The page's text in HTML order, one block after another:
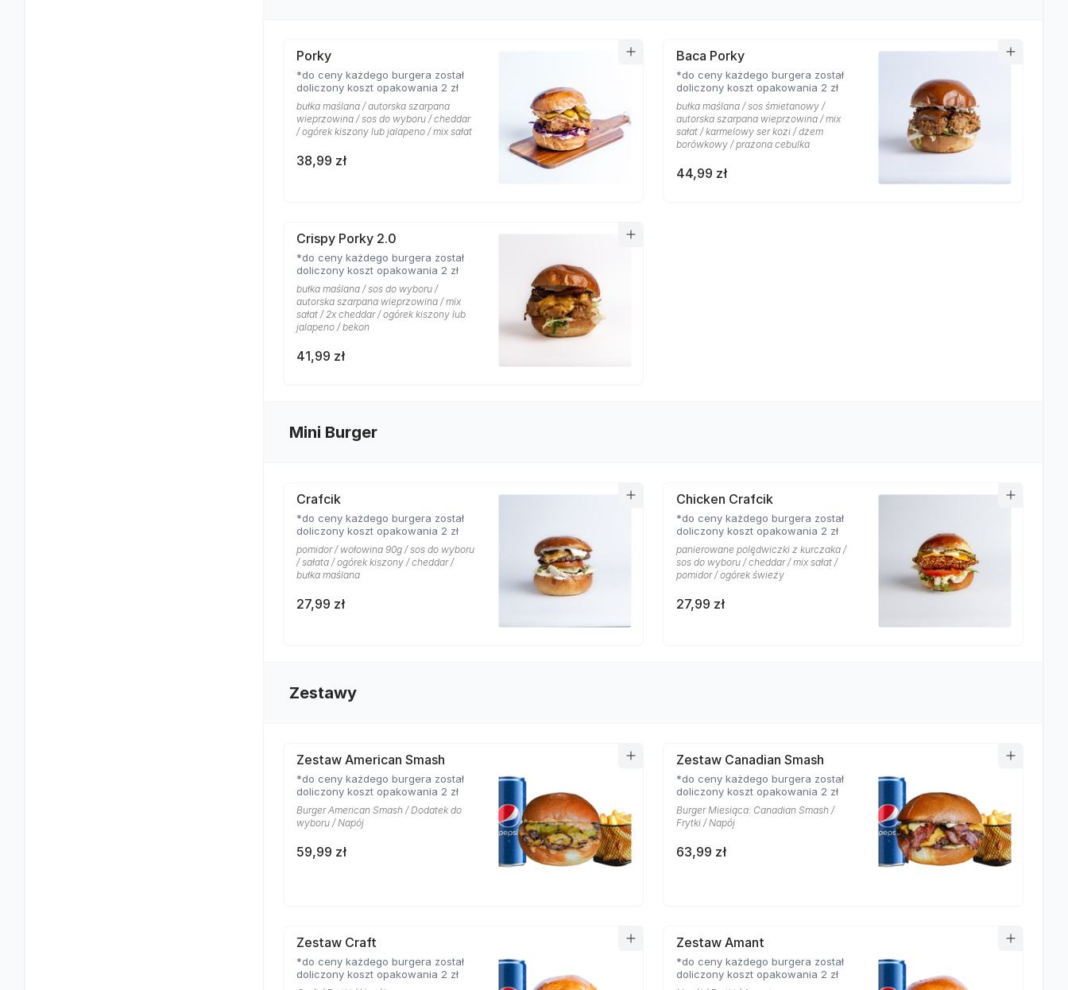
Porky
*do ceny każdego burgera został
doliczony koszt opakowania 2 zł
bułka maślana / autorska szarpana
wieprzowina / sos do wyboru / cheddar
/ ogórek kiszony lub jalapeno / mix sałat
38,99 zł
Baca Porky
*do ceny każdego burgera został
doliczony koszt opakowania 2 zł
bułka maślana / sos śmietanowy /
autorska szarpana wieprzowina / mix
sałat / karmelowy ser kozi / dżem
borówkowy / prażona cebulka
44,99 zł
Crispy Porky 2.0
*do ceny każdego burgera został
doliczony koszt opakowania 2 zł
bułka maślana / sos do wyboru /
autorska szarpana wieprzowina / mix
sałat / 2x cheddar / ogórek kiszony lub
jalapeno / bekon
41,99 zł
Mini Burger
Crafcik
*do ceny każdego burgera został
doliczony koszt opakowania 2 zł
pomidor / wołowina 90g / sos do wyboru
/ sałata / ogórek kiszony / cheddar /
bułka maślana
27,99 zł
Chicken Crafcik
*do ceny każdego burgera został
doliczony koszt opakowania 2 zł
panierowane polędwiczki z kurczaka /
sos do wyboru / cheddar / mix sałat /
pomidor / ogórek świeży
27,99 zł
Zestawy
Zestaw American Smash
*do ceny każdego burgera został
doliczony koszt opakowania 2 zł
Burger American Smash / Dodatek do
wyboru / Napój
59,99 zł
Zestaw Canadian Smash
*do ceny każdego burgera został
doliczony koszt opakowania 2 zł
Burger Miesiąca: Canadian Smash /
Frytki / Napój
63,99 zł
Zestaw Craft
*do ceny każdego burgera został
doliczony koszt opakowania 2 zł
Zestaw Amant
*do ceny każdego burgera został
doliczony koszt opakowania 2 zł